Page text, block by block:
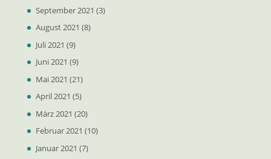
September 2021 (3)
August 2021 (8)
Juli 2021 (9)
Juni 2021 (9)
Mai 2021 (21)
April 2021 (5)
März 2021 (20)
Februar 2021 (10)
Januar 2021 (7)